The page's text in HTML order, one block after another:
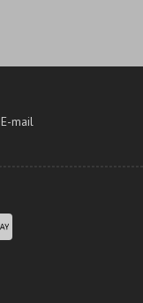
E-mail